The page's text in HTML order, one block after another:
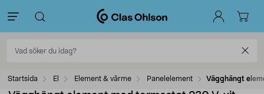
Startsida El Element & värme Panelelement Vägghängt